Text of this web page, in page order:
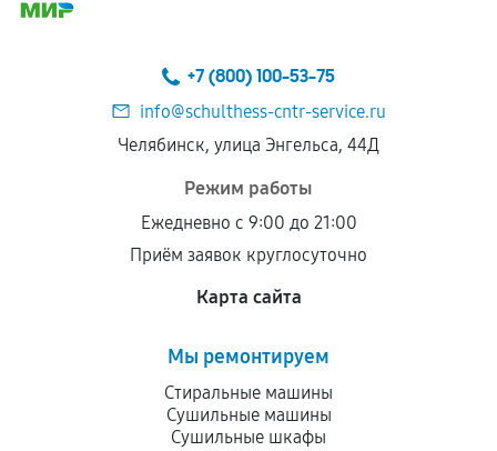
+7 (800) 100-53-75
info@schulthess-cntr-service.ru
Челябинск, улица Энгельса, 44Д
Режим работы
Ежедневно с 9:00 до 21:00
Приём заявок круглосуточно
Карта сайта
Мы ремонтируем
Стиральные машины
Сушильные машины
Сушильные шкафы